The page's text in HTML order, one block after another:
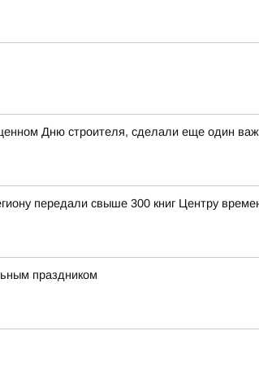
Дню строителя, сделали еще один
передали свыше 300 книг Центру
праздником